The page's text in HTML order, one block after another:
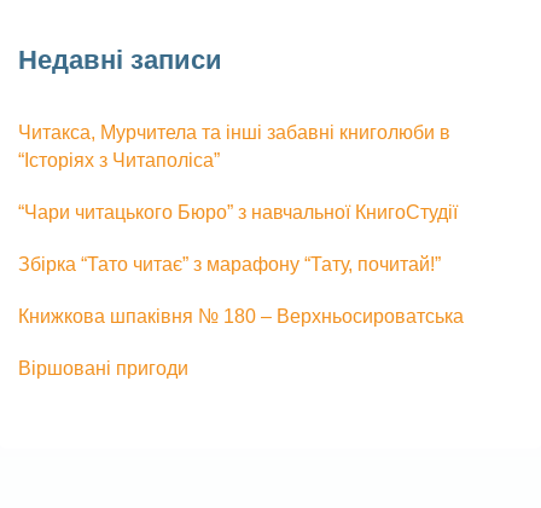
Недавні записи
Читакса, Мурчитела та інші забавні книголюби в
“Історіях з Читаполіса”
“Чари читацького Бюро” з навчальної КнигоСтудії
Збірка “Тато читає” з марафону “Тату, почитай!”
Книжкова шпаківня № 180 – Верхньосироватська
Віршовані пригоди